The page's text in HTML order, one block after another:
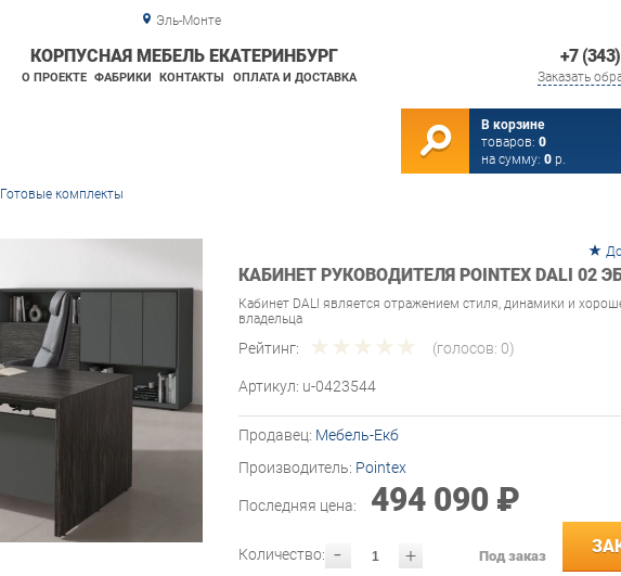
Эль-Монте
+7
Заказать
КОРПУСНАЯ МЕБЕЛЬ ЕКАТЕРИНБУРГ
О ПРОЕКТЕ ФАБРИКИ КОНТАКТЫ ОПЛАТА И ДОСТАВКА
В корзине
товаров: 0
на сумму: 0 р.
Готовые комплекты
КАБИНЕТ РУКОВОДИТЕЛЯ POINTEX DALI 02
Кабинет DALI является отражением стиля, динамики и
владельца
Рейтинг: (голосов: 0)
Артикул: u-0423544
Продавец: Мебель-Екб
Производитель: Pointex
Последняя цена: 494 090 ₽
- +
Количество: Под заказ